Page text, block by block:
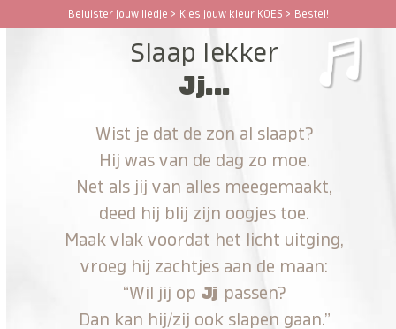
Beluister jouw liedje > Kies jouw kleur KOES > Bestel!
Open
Close
Slaap lekker
Jj...
Wist je dat de zon al slaapt?
Hij was van de dag zo moe.
Net als jij van alles meegemaakt,
deed hij blij zijn oogjes toe.
Maak vlak voordat het licht uitging,
vroeg hij zachtjes aan de maan:
“Wil jij op Jj passen?
Dan kan hij/zij ook slapen gaan.”